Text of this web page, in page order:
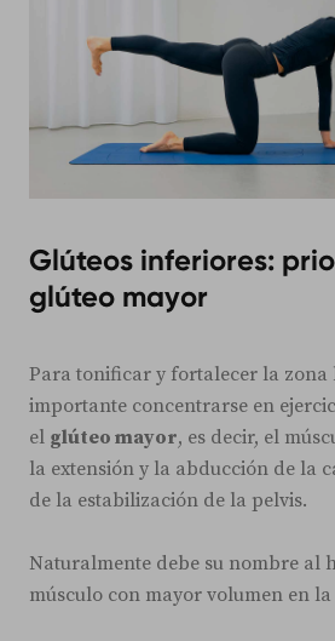
Glúteos inferiores:
glúteo mayor
Para tonificar y fortalecer la zona
importante concentrarse en
el glúteo mayor, es decir, el
la extensión y la abducción de la
de la estabilización de la pelvis.
Naturalmente debe su nombre al
músculo con mayor volumen en